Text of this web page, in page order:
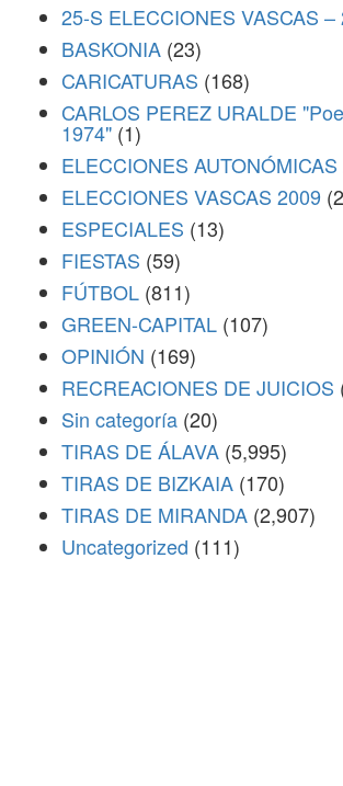
25-S ELECCIONES VASCAS –
BASKONIA (23)
CARICATURAS (168)
CARLOS PEREZ URALDE
1974" (1)
ELECCIONES
ELECCIONES VASCAS 2009
ESPECIALES (13)
FIESTAS (59)
FÚTBOL (811)
GREEN-CAPITAL (107)
OPINIÓN (169)
RECREACIONES DE JUICIOS
Sin categoría (20)
TIRAS DE ÁLAVA (5,995)
TIRAS DE BIZKAIA (170)
TIRAS DE MIRANDA (2,907)
Uncategorized (111)